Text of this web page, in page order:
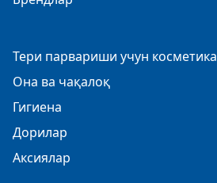
Тери парвариши учун косметика
Она ва чақалоқ
Гигиена
Дорилар
Аксиялар